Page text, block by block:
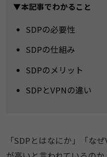
▼本記事でわかること
SDPの必要性
SDPの仕組み
SDPのメリット
SDPとVPNの違い
「SDPとはなにか」「な